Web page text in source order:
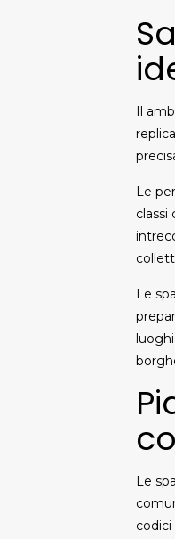
Il
Le
classi
Le
Le